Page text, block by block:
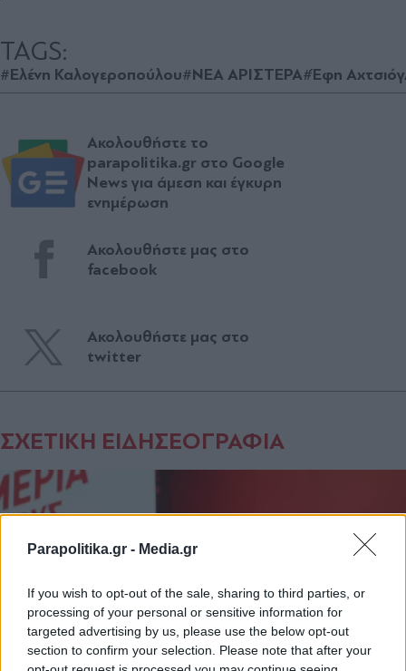
Parapolitika.gr - Media.gr
If you wish to opt-out of the sale, sharing to third parties, or
processing of your personal or sensitive information for
targeted advertising by us, please use the below opt-out
section to confirm your selection. Please note that after your
TAGS:
#Ελένη Καλογεροπούλου#ΝΕΑ ΑΡΙΣΤΕΡΑ#Έφη
Ακολουθήστε το
parapolitika.gr στο Google
News για άμεση και έγκυρη
ενημέρωση
Ακολουθήστε μας στο
facebook
Ακολουθήστε μας στο
twitter
ΣΧΕΤΙΚΗ ΕΙΔΗΣΕΟΓΡΑΦΙΑ